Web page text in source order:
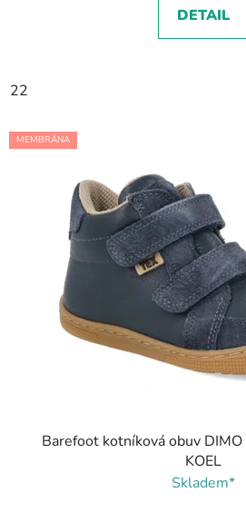
DETAIL
22
MEMBRÁNA
Barefoot kotníková obuv
KOEL
Skladem*